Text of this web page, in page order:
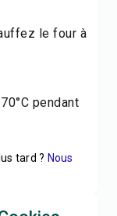
le four à
pendant
tard ? Nous